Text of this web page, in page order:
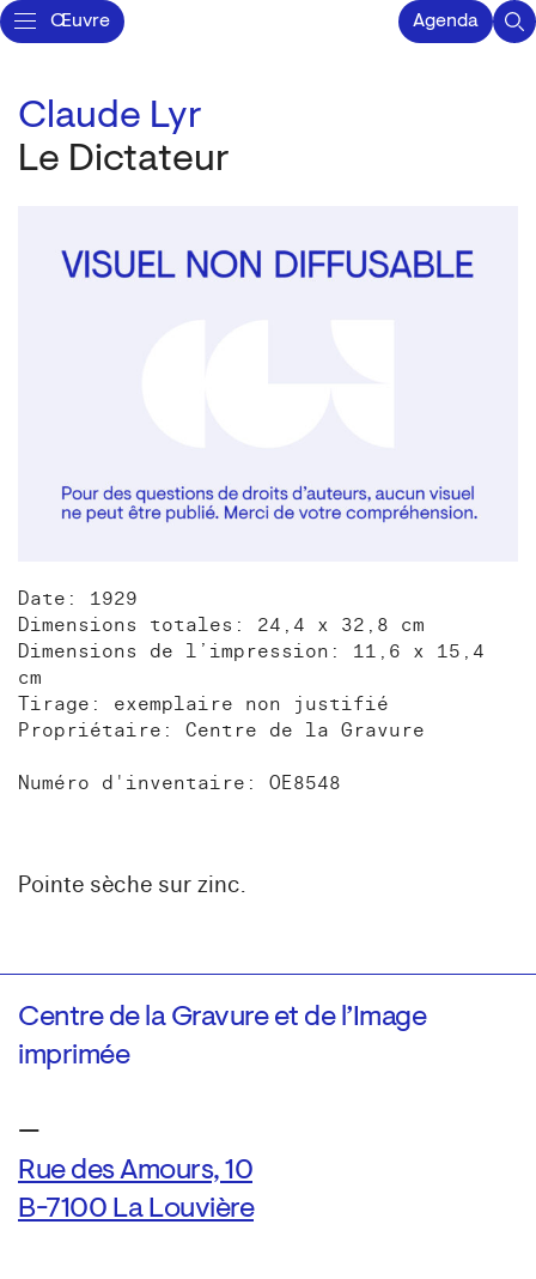
Œuvre Agenda
Claude Lyr
Le Dictateur
Date: 1929
Dimensions totales: 24,4 x 32,8 cm
Dimensions de l’impression: 11,6 x 15,4
cm
Tirage: exemplaire non justifié
Propriétaire: Centre de la Gravure
Numéro d'inventaire: OE8548
Pointe sèche sur zinc.
Centre de la Gravure et de l’Image
imprimée
—
Rue des Amours, 10
B-7100 La Louvière